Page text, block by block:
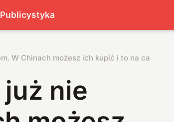
Publicystyka
W Chinach możesz ich kupić i to na całe życie
nie